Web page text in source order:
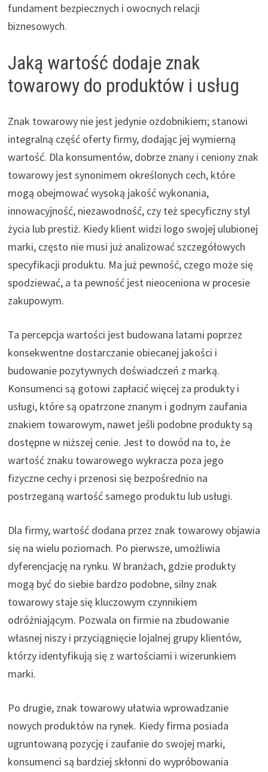
fundament bezpiecznych i owocnych relacji
biznesowych.
Jaką wartość dodaje znak
towarowy do produktów i usług
Znak towarowy nie jest jedynie ozdobnikiem; stanowi
integralną część oferty firmy, dodając jej wymierną
wartość. Dla konsumentów, dobrze znany i ceniony znak
towarowy jest synonimem określonych cech, które
mogą obejmować wysoką jakość wykonania,
innowacyjność, niezawodność, czy też specyficzny styl
życia lub prestiż. Kiedy klient widzi logo swojej ulubionej
marki, często nie musi już analizować szczegółowych
specyfikacji produktu. Ma już pewność, czego może się
spodziewać, a ta pewność jest nieoceniona w procesie
zakupowym.
Ta percepcja wartości jest budowana latami poprzez
konsekwentne dostarczanie obiecanej jakości i
budowanie pozytywnych doświadczeń z marką.
Konsumenci są gotowi zapłacić więcej za produkty i
usługi, które są opatrzone znanym i godnym zaufania
znakiem towarowym, nawet jeśli podobne produkty są
dostępne w niższej cenie. Jest to dowód na to, że
wartość znaku towarowego wykracza poza jego
fizyczne cechy i przenosi się bezpośrednio na
postrzeganą wartość samego produktu lub usługi.
Dla firmy, wartość dodana przez znak towarowy objawia
się na wielu poziomach. Po pierwsze, umożliwia
dyferencjację na rynku. W branżach, gdzie produkty
mogą być do siebie bardzo podobne, silny znak
towarowy staje się kluczowym czynnikiem
odróżniającym. Pozwala on firmie na zbudowanie
własnej niszy i przyciągnięcie lojalnej grupy klientów,
którzy identyfikują się z wartościami i wizerunkiem
marki.
Po drugie, znak towarowy ułatwia wprowadzanie
nowych produktów na rynek. Kiedy firma posiada
ugruntowaną pozycję i zaufanie do swojej marki,
konsumenci są bardziej skłonni do wypróbowania